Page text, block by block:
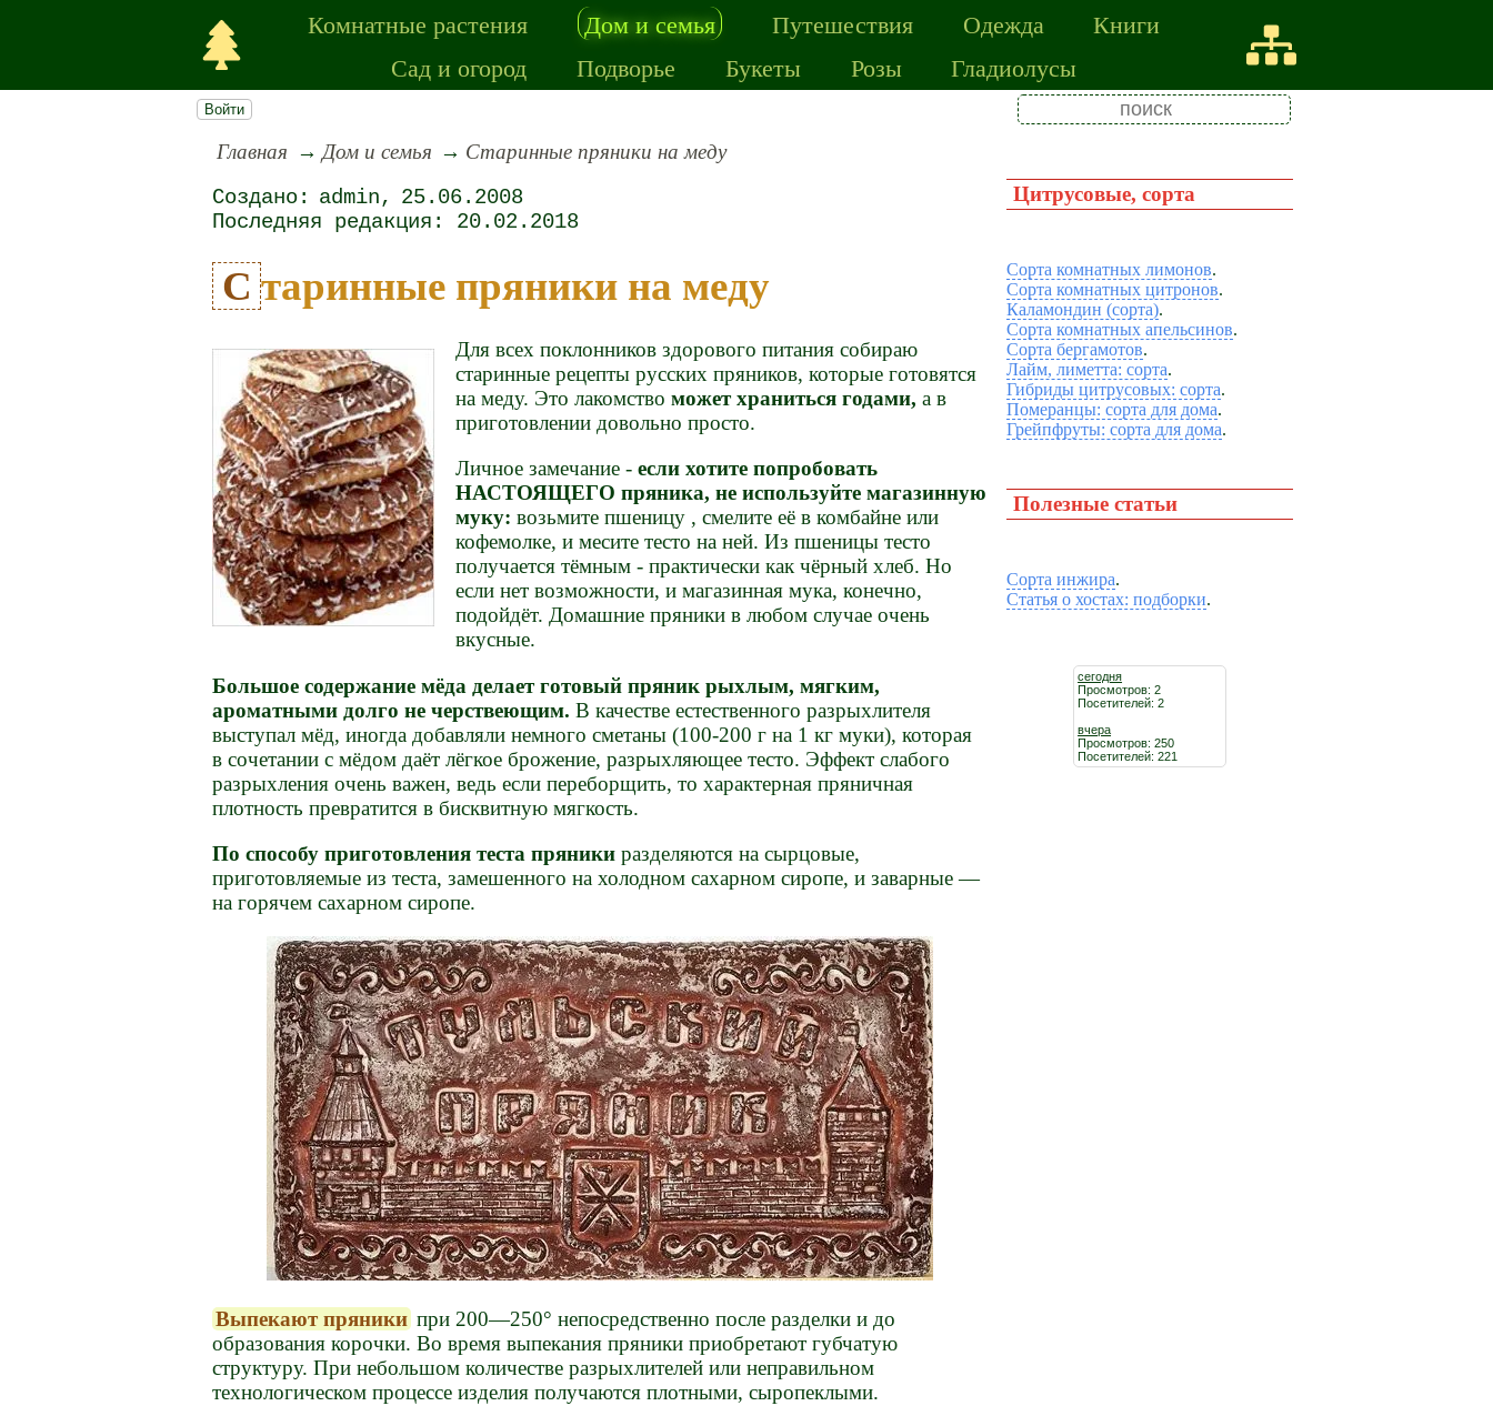
Комнатные растения Дом и семья Путешествия Одежда
Книги
Сад и огород
Подворье Букеты Розы Гладиолусы
Войти
Цитрусовые, сорта
Сорта комнатных лимонов.
Сорта комнатных цитронов.
Каламондин (сорта).
Сорта комнатных апельсинов.
Сорта бергамотов.
Лайм, лиметта: сорта.
Гибриды цитрусовых: сорта.
Померанцы: сорта для дома.
Грейпфруты: сорта для дома.
Полезные статьи
Сорта инжира.
Статья о хостах: подборки.
сегодня
Просмотров: 2
Посетителей: 2
вчера
Просмотров: 250
Посетителей: 221
Главная Дом и семья Старинные пряники на меду
admin
25.06.2008
20.02.2018
Старинные пряники на меду
Для всех поклонников здорового питания собираю
старинные рецепты русских пряников, которые готовятся
на меду. Это лакомствоможет храниться годами, а в
приготовлении довольно просто.
Личное замечание -если хотите попробовать
НАСТОЯЩЕГО пряника, не используйте магазинную
муку:возьмите пшеницу , смелите её в комбайне или
кофемолке, и месите тесто на ней. Из пшеницы тесто
получается тёмным - практически как чёрный хлеб. Но
если нет возможности, и магазинная мука, конечно,
подойдёт. Домашние пряники в любом случае очень
вкусные.
Большое содержание мёда делает готовый пряник рыхлым, мягким,
ароматными долго не черствеющим. В качестве естественного разрыхлителя
выступал мёд, иногда добавляли немного сметаны (100-200 г на 1 кг муки), которая
в сочетании с мёдом даёт лёгкое брожение, разрыхляющее тесто. Эффект слабого
разрыхления очень важен, ведь если переборщить, то характерная пряничная
плотность превратится в бисквитную мягкость.
По способу приготовления теста пряники разделяются на сырцовые,
приготовляемые из теста, замешенного на холодном сахарном сиропе, и заварные —
на горячем сахарном сиропе.
Выпекают пряники при 200—250° непосредственно после разделки и до
образования корочки. Во время выпекания пряники приобретают губчатую
структуру. При небольшом количестве разрыхлителей или неправильном
технологическом процессе изделия получаются плотными, сыропеклыми.